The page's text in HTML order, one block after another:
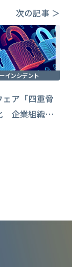
次の記事 ＞
インシデント
ェア「四重脅
企業組織へ